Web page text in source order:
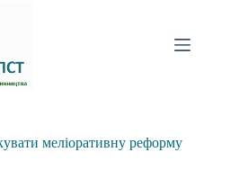
меліоративну реформу